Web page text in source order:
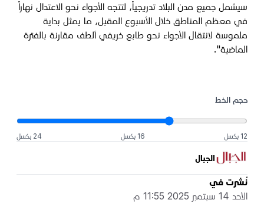
سيشمل جميع مدن البلاد تدريجياً، لتتجه الأجواء نحو الاعتدال نهاراً
في معظم المناطق خلال الأسبوع المقبل، ما يمثل بداية
ملموسة لانتقال الأجواء نحو طابع خريفي ألطف مقارنة بالفترة
الماضية".
حجم الخط
12 بكسل 16 بكسل 24 بكسل
الجبال
نُشرت في
الأحد 14 سبتمبر 2025 11:55 م